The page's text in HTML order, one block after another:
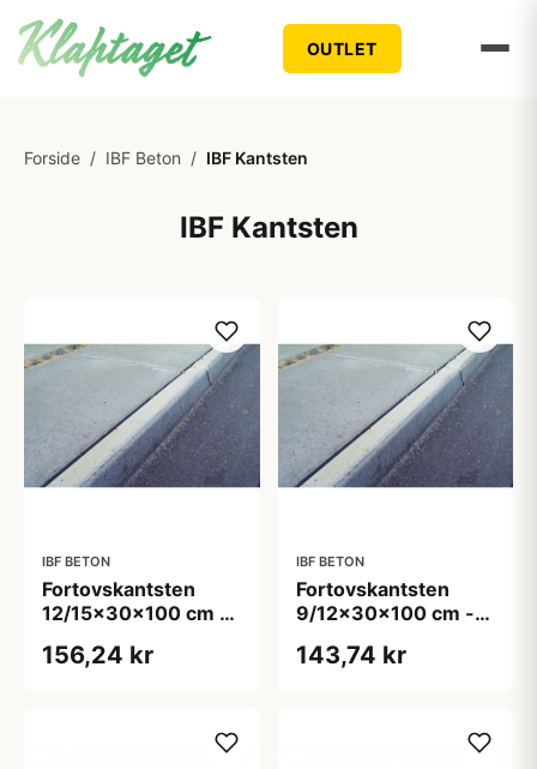
OUTLET
Forside / IBF Beton / IBF Kantsten
IBF Kantsten
IBF BETON
Fortovskantsten
12/15x30x100 cm -
156,24 kr
IBF BETON
Fortovskantsten
9/12x30x100 cm -
143,74 kr